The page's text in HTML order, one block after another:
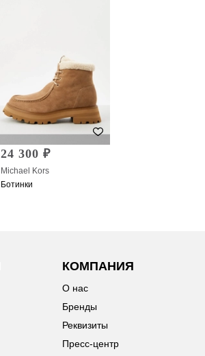
24 300 ₽
Michael Kors
Ботинки
КОМПАНИЯ
О нас
Бренды
Реквизиты
Пресс-центр